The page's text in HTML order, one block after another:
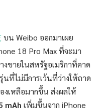
บน Weibo ออกมาเผย
18 Pro Max ที่จะมา
ขายในสหรัฐอเมริกาที่คาด
ที่ไม่มีการเว้นที่ว่างให้ถาด
งเหลือมากขึ้น ส่งผลให้
mAh เพิ่มขึ้นจาก iPhone